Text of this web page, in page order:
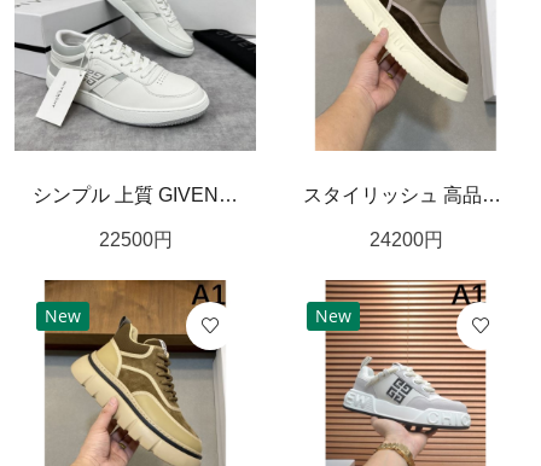
シンプル 上質 GIVENCHY ジバンシィ スーパーコピー カジュアルシューズ 洗練 大人向け
22500円
スタイリッシュ 高品質 GIVENCHY ジバンシィ スーパーコピー カジュアルシューズ クール 印象的
24200円
New New